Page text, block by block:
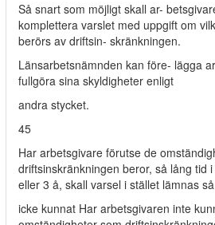
Så snart som möjligt skall ar-
komplettera varslet med uppgift om
berörs av driftsin- skränkningen.
Länsarbetsnämnden kan före- lägga
fullgöra sina skyldigheter enligt
andra stycket.
45
Har arbetsgivare förutse de
driftsinskränkningen beror, så lång tid
eller 3 å, skall varsel i stället lämnas
icke kunnat Har arbetsgivaren inte